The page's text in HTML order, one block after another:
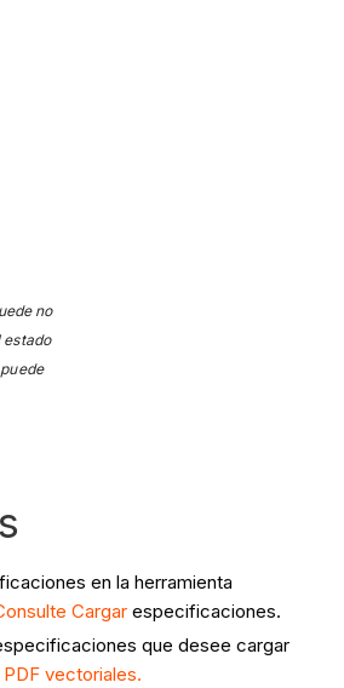
no
en la herramienta
Cargar especificaciones.
que desee cargar
vectoriales.